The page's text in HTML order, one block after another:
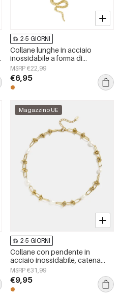
2-5 GIORNI
Collane lunghe in acciaio
inossidabile a forma di
serpente, semplici, della serie
Simple Daily, gioielli da donna
MSRP €22,99
€6,95
Magazzino UE
2-5 GIORNI
Collane con pendente in
acciaio inossidabile, catena
semplice, serie Simple Daily,
gioielli da donna
MSRP €31,99
€9,95